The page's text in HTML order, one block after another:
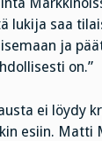
lukija saa
ja
on.”
ei löydy
esiin. Matti